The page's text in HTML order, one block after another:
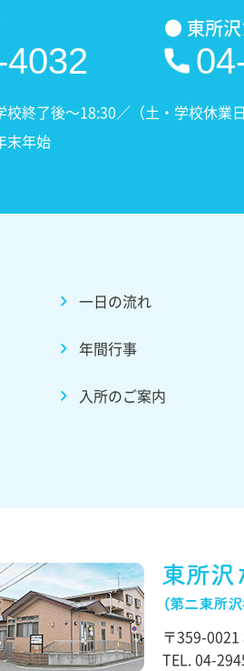
● 東所沢
校終了後〜18:30／（土・学校休業
末年始
一日の流れ
年間行事
入所のご案内
〒359-0021
TEL.04-